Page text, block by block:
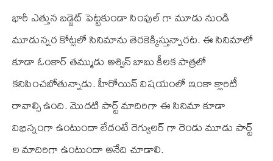
భారీ ఎత్తున బడ్జెట్‌ పెట్టకుండా సింపుల్‌ గా మూడు నుండి
మూడున్నర కోట్లలో సినిమాను తెరకెక్కిస్తున్నారట. ఈ సినిమాలో
కూడా ఓంకార్‌ తమ్ముడు అశ్విన్‌ బాబు కీలక పాత్రలో
కనిపించబోతున్నాడు. హీరోయిన్‌ విషయంలో ఇంకా క్లారిటీ
రావాల్సి ఉంది. మొదటి పార్ట్‌ మాదిరిగా ఈ సినిమా కూడా
విభిన్నంగా ఉంటుందా లేదంటే రెగ్యులర్‌ గా రెండు మూడు పార్ట్‌
ల మాదిరిగా ఉంటుందా అనేది చూడాలి.